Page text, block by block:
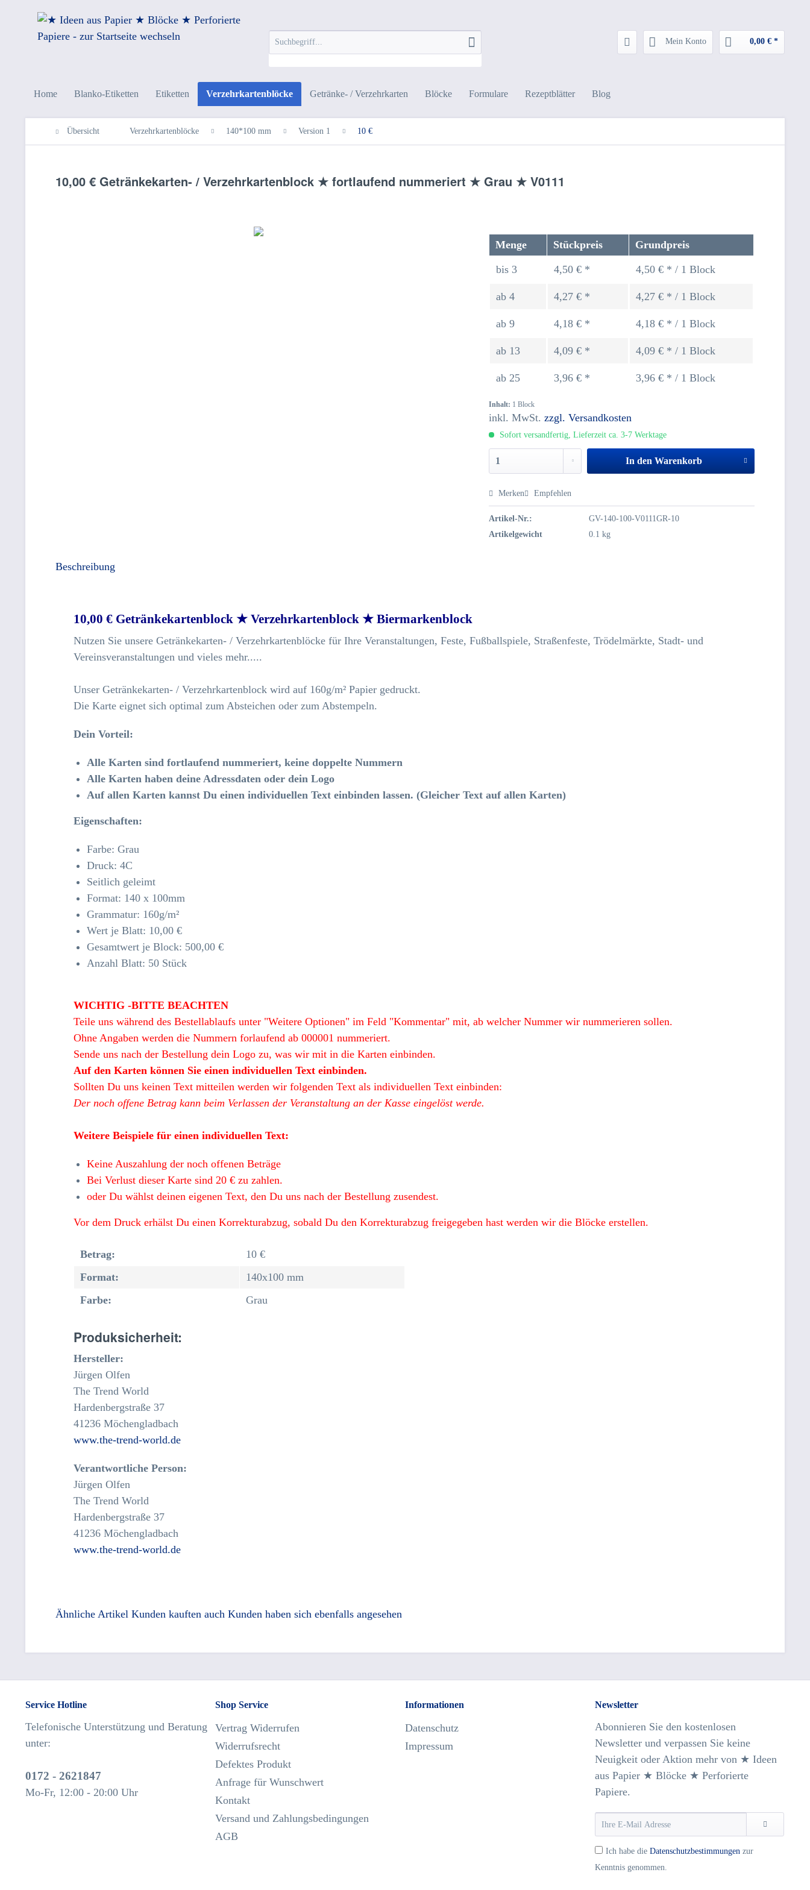
Mein Konto 0,00 € *
Home Blanko-Etiketten Etiketten Verzehrkartenblöcke Getränke- / Verzehrkarten Blöcke Formulare Rezeptblätter Blog
Übersicht Verzehrkartenblöcke 140*100 mm Version 1 10 €
10,00 € Getränkekarten- / Verzehrkartenblock ★ fortlaufend nummeriert ★ Grau ★ V0111
Menge Stückpreis Grundpreis
bis 3 4,50 € * 4,50 € * / 1 Block
ab4 4,27 € * 4,27 € * / 1 Block
ab9 4,18 € * 4,18 € * / 1 Block
ab 13 4,09 € * 4,09 € * / 1 Block
ab25 3,96 € * 3,96 € * / 1 Block
Inhalt: 1 Block
inkl. MwSt.zzgl. Versandkosten
Sofort versandfertig, Lieferzeit ca. 3-7 Werktage
In den Warenkorb
Merken Empfehlen
Artikel-Nr.:
GV-140-100-V0111GR-10
Artikelgewicht
0.1 kg
Beschreibung
10,00 € Getränkekartenblock ★ Verzehrkartenblock ★ Biermarkenblock
Nutzen Sie unsere Getränkekarten- / Verzehrkartenblöcke für Ihre Veranstaltungen, Feste, Fußballspiele, Straßenfeste, Trödelmärkte, Stadt- und
Vereinsveranstaltungen und vieles mehr.....
Unser Getränkekarten- / Verzehrkartenblock wird auf 160g/m² Papier gedruckt.
Die Karte eignet sich optimal zum Absteichen oder zum Abstempeln.
Dein Vorteil:
Alle Karten sind fortlaufend nummeriert, keine doppelte Nummern
Alle Karten haben deine Adressdaten oder dein Logo
Auf allen Karten kannst Du einen individuellen Text einbinden lassen. (Gleicher Text auf allen Karten)
Eigenschaften:
Farbe: Grau
Druck: 4C
Seitlich geleimt
Format: 140 x 100mm
Grammatur: 160g/m²
Wert je Blatt: 10,00 €
Gesamtwert je Block: 500,00 €
Anzahl Blatt: 50 Stück
WICHTIG -BITTE BEACHTEN
Teile uns während des Bestellablaufs unter "Weitere Optionen" im Feld "Kommentar" mit, ab welcher Nummer wir nummerieren sollen.
Ohne Angaben werden die Nummern forlaufend ab 000001 nummeriert.
Sende uns nach der Bestellung dein Logo zu, was wir mit in die Karten einbinden.
Auf den Karten können Sie einen individuellen Text einbinden.
Sollten Du uns keinen Text mitteilen werden wir folgenden Text als individuellen Text einbinden:
Der noch offene Betrag kann beim Verlassen der Veranstaltung an der Kasse eingelöst werde.
Weitere Beispiele für einen individuellen Text:
Keine Auszahlung der noch offenen Beträge
Bei Verlust dieser Karte sind 20 € zu zahlen.
oder Du wählst deinen eigenen Text, den Du uns nach der Bestellung zusendest.
Vor dem Druck erhälst Du einen Korrekturabzug, sobald Du den Korrekturabzug freigegeben hast werden wir die Blöcke erstellen.
Betrag:
10 €
Format:
140x100 mm
Farbe:
Grau
Produksicherheit:
Hersteller:
Jürgen Olfen
The Trend World
Hardenbergstraße 37
41236 Möchengladbach
www.the-trend-world.de
Verantwortliche Person:
Jürgen Olfen
The Trend World
Hardenbergstraße 37
41236 Möchengladbach
www.the-trend-world.de
Ähnliche Artikel Kunden kauften auch Kunden haben sich ebenfalls angesehen
Service Hotline
Telefonische Unterstützung und Beratung
unter:
0172 - 2621847
Mo-Fr, 12:00 - 20:00 Uhr
Shop Service
Vertrag Widerrufen
Widerrufsrecht
Defektes Produkt
Anfrage für Wunschwert
Kontakt
Versand und Zahlungsbedingungen
AGB
Informationen
Datenschutz
Impressum
Newsletter
Abonnieren Sie den kostenlosen
Newsletter und verpassen Sie keine
Neuigkeit oder Aktion mehr von ★ Ideen
aus Papier ★ Blöcke ★ Perforierte
Papiere.
Ich habe die Datenschutzbestimmungen zur
Kenntnis genommen.